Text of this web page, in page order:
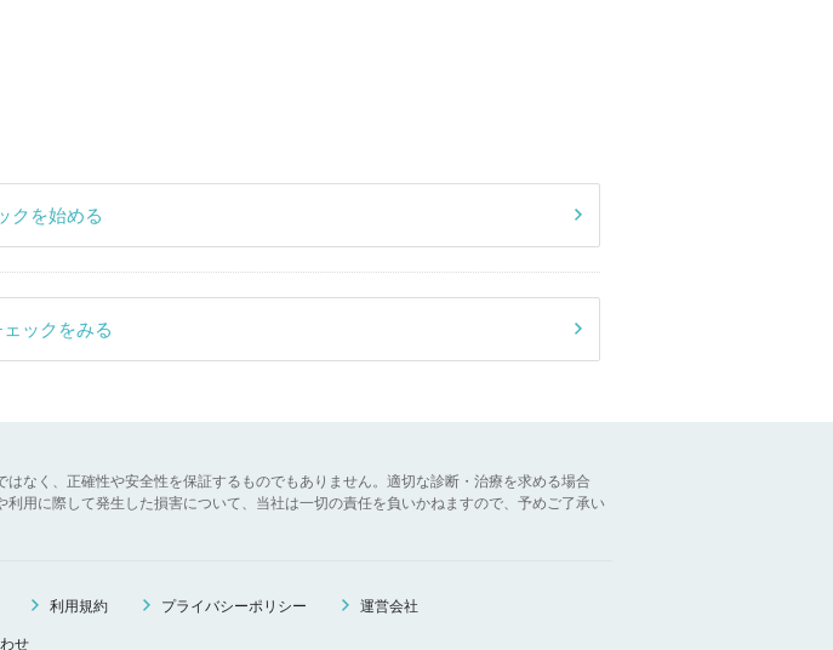
クを始める
ックをみる
なく、正確性や安全性を保証するものでもありません。適切な診断・治療を求める場合
用に際して発生した損害について、当社は一切の責任を負いかねますので、予めご了承い
利用規約 プライバシーポリシー 運営会社
せ